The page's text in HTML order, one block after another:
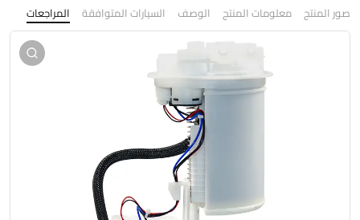
صور المنتج معلومات المنتج الوصف السيارات المتوافقة المراجعات